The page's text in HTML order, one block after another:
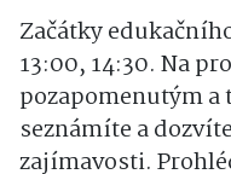
Korále z klokočí
Začátky
13:00, 14:30. Na
pozapomenutým a